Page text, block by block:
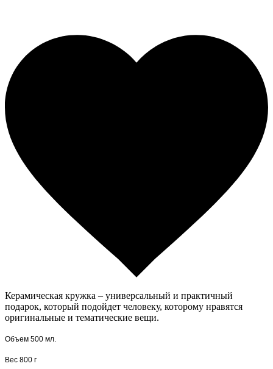
Керамическая кружка – универсальный и практичный
подарок, который подойдет человеку, которому нравятся
оригинальные и тематические вещи.
Объем 500 мл.
Вес 800 г